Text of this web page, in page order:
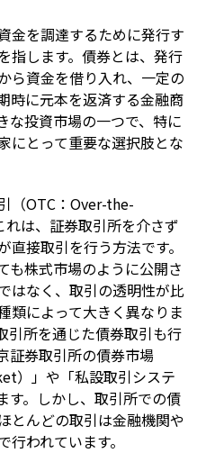
金を調達するために発行す
指します。債券とは、発行
ら資金を借り入れ、一定の
時に元本を返済する金融商
な投資市場の一つで、特に
にとって重要な選択肢とな
（OTC：Over-the-
は、証券取引所を介さず
接取引を行う方法です。
も株式市場のように公開さ
はなく、取引の透明性が比
類によって大きく異なりま
引所を通じた債券取引も行
証券取引所の債券市場
）」や「私設取引システ
す。しかし、取引所での債
とんどの取引は金融機関や
われています。